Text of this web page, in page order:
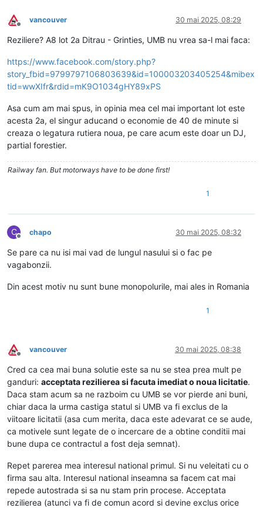
Deconectat
vancouver 30 mai 2025, 08:29
Reziliere? A8 lot 2a Ditrau - Grinties, UMB nu vrea sa-l mai faca:
https://www.facebook.com/story.php?
story_fbid=9799797106803639&id=100003203405254&mibex
tid=wwXIfr&rdid=mK9O1034gHY89xPS
Asa cum am mai spus, in opinia mea cel mai important lot este
acesta 2a, el singur aducand o economie de 40 de minute si
creaza o legatura rutiera noua, pe care acum este doar un DJ,
partial forestier.
Railway fan. But motorways have to be done first!
1
C
Deconectat
chapo 30 mai 2025, 08:32
Se pare ca nu isi mai vad de lungul nasului si o fac pe
vagabonzii.
Din acest motiv nu sunt bune monopolurile, mai ales in Romania
1
Deconectat
vancouver 30 mai 2025, 08:38
Cred ca cea mai buna solutie este sa nu se stea prea mult pe
ganduri: acceptata rezilierea si facuta imediat o noua licitatie.
Daca stam acum sa ne razboim cu UMB se vor pierde ani buni,
chiar daca la urma castiga statul si UMB va fi exclus de la
viitoare licitatii (asa cum merita, daca este adevarat ce se aude,
ca motivele sunt legate de o incercare de a obtine conditii mai
bune dupa ce contractul a fost deja semnat).
Repet parerea mea interesul national primul. Si nu veleitati cu o
firma sau alta. Interesul national inseamna sa facem cat mai
repede autostrada si sa nu stam prin procese. Acceptata
rezilierea (atunci va fi de comun acord si devine exclus orice